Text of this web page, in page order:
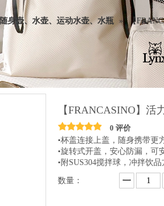
随身壶、水壶、运动水壶、水瓶 » 【
【FRANCASINO】活
0 评价
•杯盖连接上盖，随身携带更
•旋转式开盖，安心防漏，可
•附SUS304搅拌球，冲拌饮
数量：